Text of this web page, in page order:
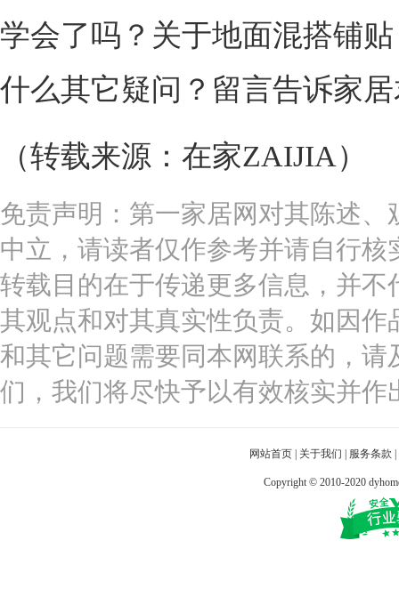
学会了吗？关于地面混搭铺
什么其它疑问？留言告诉家
（转载来源：在家ZAIJIA）
免责声明：第一家居网对其陈述、
中立，请读者仅作参考并请自行核
转载目的在于传递更多信息，并不
其观点和对其真实性负责。如因作
和其它问题需要同本网联系的，请
们，我们将尽快予以有效核实并作
网站首页 关于我们 服务条款
Copyright © 2010-2020